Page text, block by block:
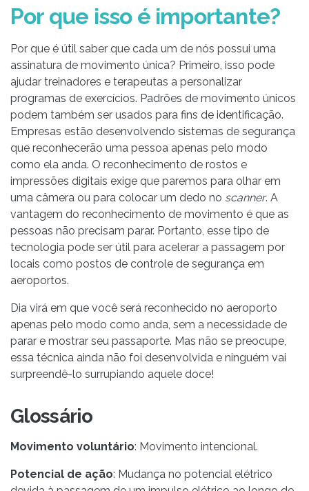
Por que isso é importante?
Por que é útil saber que cada um de nós possui uma
assinatura de movimento única? Primeiro, isso pode
ajudar treinadores e terapeutas a personalizar
programas de exercícios. Padrões de movimento únicos
podem também ser usados para fins de identificação.
Empresas estão desenvolvendo sistemas de segurança
que reconhecerão uma pessoa apenas pelo modo
como ela anda. O reconhecimento de rostos e
impressões digitais exige que paremos para olhar em
uma câmera ou para colocar um dedo no scanner. A
vantagem do reconhecimento de movimento é que as
pessoas não precisam parar. Portanto, esse tipo de
tecnologia pode ser útil para acelerar a passagem por
locais como postos de controle de segurança em
aeroportos.
Dia virá em que você será reconhecido no aeroporto
apenas pelo modo como anda, sem a necessidade de
parar e mostrar seu passaporte. Mas não se preocupe,
essa técnica ainda não foi desenvolvida e ninguém vai
surpreendê-lo surrupiando aquele doce!
Glossário
Movimento voluntário: Movimento intencional.
Potencial de ação: Mudança no potencial elétrico